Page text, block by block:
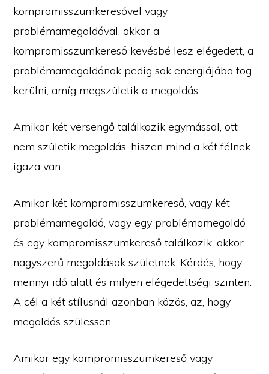
kompromisszumkeresővel vagy
problémamegoldóval, akkor a
kompromisszumkereső kevésbé lesz elégedett, a
problémamegoldónak pedig sok energiájába fog
kerülni, amíg megszületik a megoldás.
Amikor két versengő találkozik egymással, ott
nem születik megoldás, hiszen mind a két félnek
igaza van.
Amikor két kompromisszumkereső, vagy két
problémamegoldó, vagy egy problémamegoldó
és egy kompromisszumkereső találkozik, akkor
nagyszerű megoldások születnek. Kérdés, hogy
mennyi idő alatt és milyen elégedettségi szinten.
A cél a két stílusnál azonban közös, az, hogy
megoldás szülessen.
Amikor egy kompromisszumkereső vagy